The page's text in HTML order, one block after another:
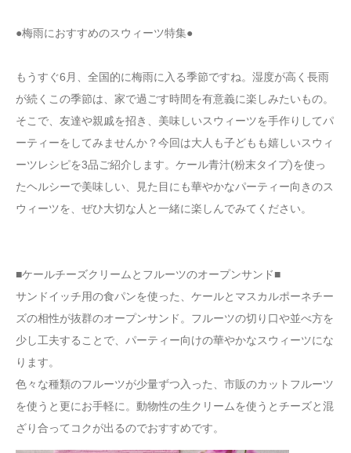
●梅雨におすすめのスウィーツ特集●
もうすぐ6月、全国的に梅雨に入る季節ですね。湿度が高く長雨
が続くこの季節は、家で過ごす時間を有意義に楽しみたいもの。
そこで、友達や親戚を招き、美味しいスウィーツを手作りしてパ
ーティーをしてみませんか？今回は大人も子どもも嬉しいスウィ
ーツレシピを3品ご紹介します。ケール青汁(粉末タイプ)を使っ
たヘルシーで美味しい、見た目にも華やかなパーティー向きのス
ウィーツを、ぜひ大切な人と一緒に楽しんでみてください。
■ケールチーズクリームとフルーツのオープンサンド■
サンドイッチ用の食パンを使った、ケールとマスカルポーネチー
ズの相性が抜群のオープンサンド。フルーツの切り口や並べ方を
少し工夫することで、パーティー向けの華やかなスウィーツにな
ります。
色々な種類のフルーツが少量ずつ入った、市販のカットフルーツ
を使うと更にお手軽に。動物性の生クリームを使うとチーズと混
ざり合ってコクが出るのでおすすめです。